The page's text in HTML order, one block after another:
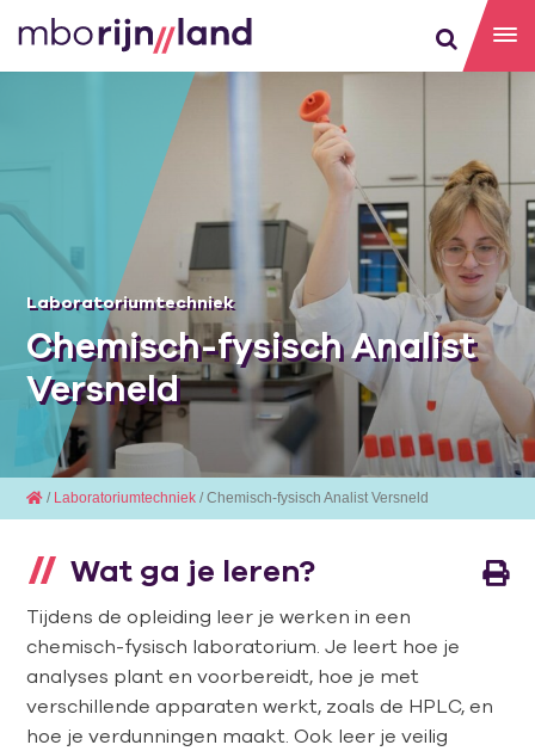
Laboratoriumtechniek
Chemisch-fysisch Analist
Versneld
/ Laboratoriumtechniek / Chemisch-fysisch Analist Versneld
Wat ga je leren?
Tijdens de opleiding leer je werken in een
chemisch-fysisch laboratorium. Je leert hoe je
analyses plant en voorbereidt, hoe je met
verschillende apparaten werkt, zoals de HPLC, en
hoe je verdunningen maakt. Ook leer je veilig